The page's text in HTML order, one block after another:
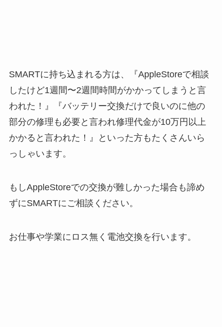
SMARTに持ち込まれる方は、『AppleStoreで相談
したけど1週間〜2週間時間がかかってしまうと言
われた！』『バッテリー交換だけで良いのに他の
部分の修理も必要と言われ修理代金が10万円以上
かかると言われた！』といった方もたくさんいら
っしゃいます。
もしAppleStoreでの交換が難しかった場合も諦め
ずにSMARTにご相談ください。
お仕事や学業にロス無く電池交換を行います。